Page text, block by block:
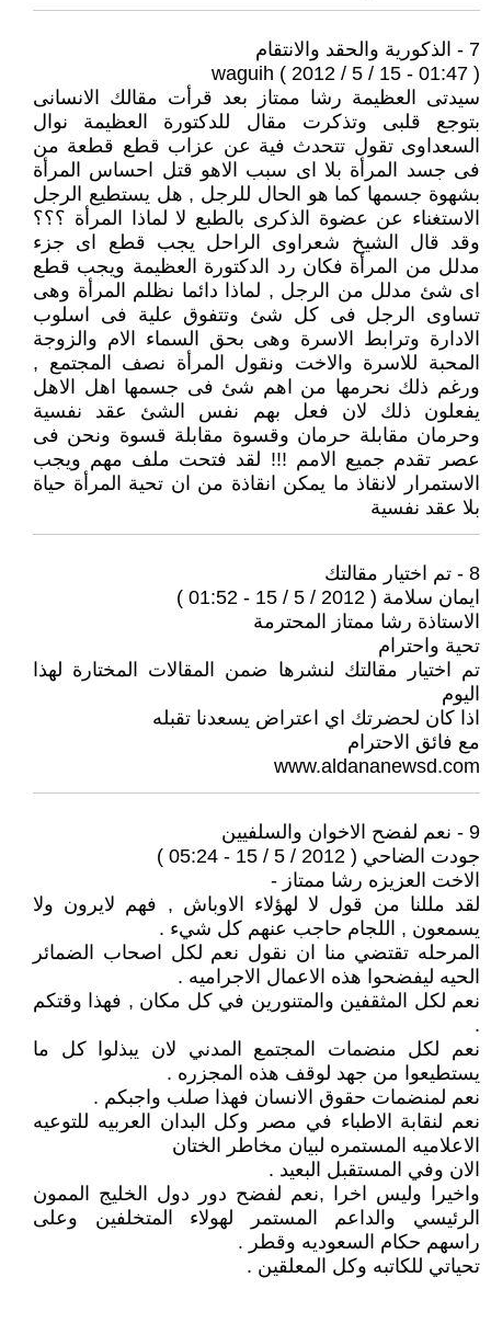
7 - الذكورية والحقد والانتقام
waguih ( 2012 / 5 / 15 - 01:47 )
سيدتى العظيمة رشا ممتاز بعد قرأت مقالك الانسانى
بتوجع قلبى وتذكرت مقال للدكتورة العظيمة نوال
السعداوى تقول تتحدث فية عن عزاب قطع قطعة من
فى جسد المرأة بلا اى سبب الاهو قتل احساس المرأة
بشهوة جسمها كما هو الحال للرجل , هل يستطيع الرجل
الاستغناء عن عضوة الذكرى بالطبع لا لماذا المرأة ؟؟؟
وقد قال الشيخ شعراوى الراحل يجب قطع اى جزء
مدلل من المرأة فكان رد الدكتورة العظيمة ويجب قطع
اى شئ مدلل من الرجل , لماذا دائما نظلم المرأة وهى
تساوى الرجل فى كل شئ وتتفوق علية فى اسلوب
الادارة وترابط الاسرة وهى بحق السماء الام والزوجة
المحبة للاسرة والاخت ونقول المرأة نصف المجتمع ,
ورغم ذلك نحرمها من اهم شئ فى جسمها اهل الاهل
يفعلون ذلك لان فعل بهم نفس الشئ عقد نفسية
وحرمان مقابلة حرمان وقسوة مقابلة قسوة ونحن فى
عصر تقدم جميع الامم !!! لقد فتحت ملف مهم ويجب
الاستمرار لانقاذ ما يمكن انقاذة من ان تحية المرأة حياة
بلا عقد نفسية
8 - تم اختيار مقالتك
ايمان سلامة ( 2012 / 5 / 15 - 01:52 )
الاستاذة رشا ممتاز المحترمة
تحية واحترام
تم اختيار مقالتك لنشرها ضمن المقالات المختارة لهذا
اليوم
اذا كان لحضرتك اي اعتراض يسعدنا تقبله
مع فائق الاحترام
www.aldananewsd.com
9 - نعم لفضح الاخوان والسلفيين
جودت الضاحي ( 2012 / 5 / 15 - 05:24 )
الاخت العزيزه رشا ممتاز -
لقد مللنا من قول لا لهؤلاء الاوباش , فهم لايرون ولا
يسمعون , اللجام حاجب عنهم كل شيء .
المرحله تقتضي منا ان نقول نعم لكل اصحاب الضمائر
الحيه ليفضحوا هذه الاعمال الاجراميه .
نعم لكل المثقفين والمتنورين في كل مكان , فهذا وقتكم
.
نعم لكل منضمات المجتمع المدني لان يبذلوا كل ما
يستطيعوا من جهد لوقف هذه المجزره .
نعم لمنضمات حقوق الانسان فهذا صلب واجبكم .
نعم لنقابة الاطباء في مصر وكل البدان العربيه للتوعيه
الاعلاميه المستمره لبيان مخاطر الختان
الان وفي المستقبل البعيد .
واخيرا وليس اخرا ,نعم لفضح دور دول الخليج الممون
الرئيسي والداعم المستمر لهولاء المتخلفين وعلى
راسهم حكام السعوديه وقطر .
تحياتي للكاتبه وكل المعلقين .